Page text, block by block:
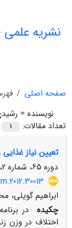
نشریه
صفحه اصلی
نویسنده =
تعداد مقالات:
1
تعیین نیاز غذایی
دوره 65، شماره 2، تابستان 1391، صفحه
ابراهیم گویلی،
چکیده
در
اختلاف در وزن